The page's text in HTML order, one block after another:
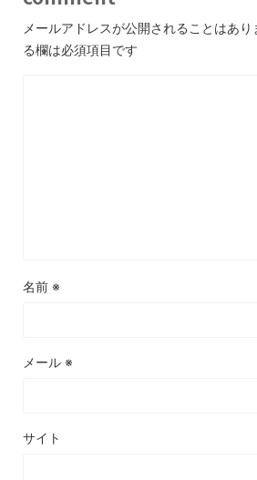
メールアドレスが公開されることはあり
る欄は必須項目です
名前 ※
メール ※
サイト